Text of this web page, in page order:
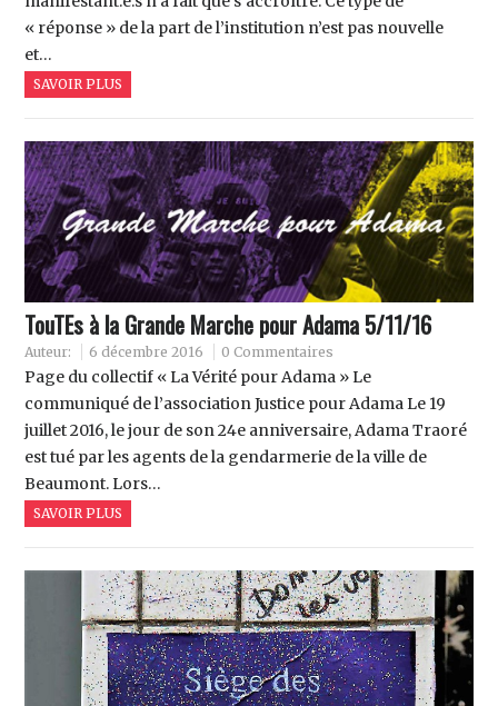
« réponse » de la part de l’institution n’est pas nouvelle
et…
SAVOIR PLUS
TouTEs à la Grande Marche pour Adama 5/11/16
Auteur: 6 décembre 2016 0 Commentaires
Page du collectif « La Vérité pour Adama » Le
communiqué de l’association Justice pour Adama Le 19
juillet 2016, le jour de son 24e anniversaire, Adama Traoré
est tué par les agents de la gendarmerie de la ville de
Beaumont. Lors…
SAVOIR PLUS